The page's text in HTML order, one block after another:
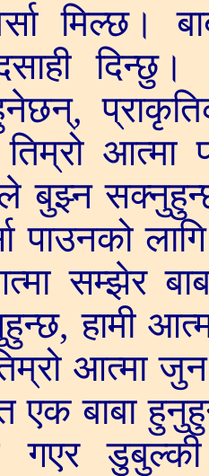
मिल्छ।
तिम्रो
बुझ्न
पाउनको
सम्झेर
हामी
आत्मा
एक बाबा